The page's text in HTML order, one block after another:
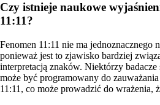
Czy istnieje naukowe
11:11?
Fenomen 11:11 nie ma jednoznacznego
ponieważ jest to zjawisko bardziej
interpretacją znaków. Niektórzy badacze
może być programowany do
11:11, co może prowadzić do wrażenia,